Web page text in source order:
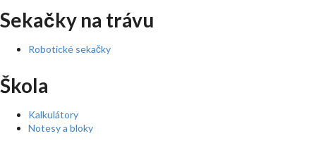
Sekačky na trávu
Robotické sekačky
Škola
Kalkulátory
Notesy a bloky